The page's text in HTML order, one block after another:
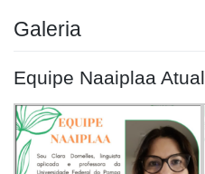
Galeria
Equipe Naaiplaa Atual